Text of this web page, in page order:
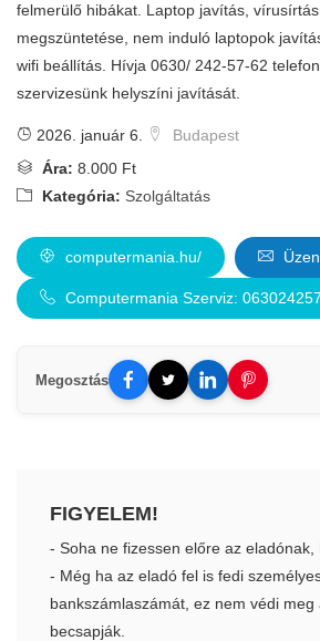
felmerülő hibákat. Laptop javítás,
megszüntetése, nem induló laptopok
wifi beállítás. Hívja 0630/ 242-57-62
szervizesünk helyszíni javítását.
2026. január 6.
Budapest
Ára: 8.000 Ft
Kategória: Szolgáltatás
computermania.hu/
Computermania Szerviz:
Megosztás
FIGYELEM!
- Soha ne fizessen előre az eladónak,
- Még ha az eladó fel is fedi
bankszámlaszámát, ez nem védi meg
becsapják.